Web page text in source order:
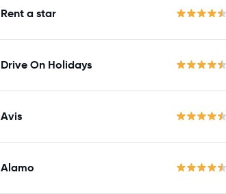
Rent a star
Drive On Holidays
Avis
Alamo